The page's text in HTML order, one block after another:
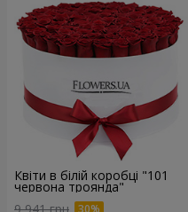
Квіти в білій коробці "101
червона троянда"